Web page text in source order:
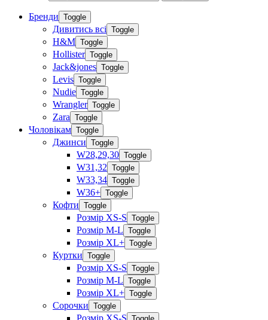
Бренди Toggle
Дивитись всі Toggle
H&M Toggle
Hollister Toggle
Jack&jones Toggle
Levis Toggle
Nudie Toggle
Wrangler Toggle
Zara Toggle
Чоловікам Toggle
Джинси Toggle
W28,29,30 Toggle
W31,32 Toggle
W33,34 Toggle
W36+ Toggle
Кофти Toggle
Розмір XS-S Toggle
Розмір M-L Toggle
Розмір XL+ Toggle
Куртки Toggle
Розмір XS-S Toggle
Розмір M-L Toggle
Розмір XL+ Toggle
Сорочки Toggle
Розмір XS-S